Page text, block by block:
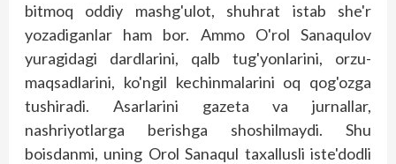
bitmoq oddiy mashg'ulot, shuhrat istab she'r
yozadiganlar ham bor. Ammo O'rol Sanaqulov
yuragidagi dardlarini, qalb tug'yonlarini, orzu-
maqsadlarini, ko'ngil kechinmalarini oq qog'ozga
tushiradi. Asarlarini gazeta va jurnallar,
nashriyotlarga berishga shoshilmaydi. Shu
boisdanmi, uning Orol Sanaqul taxallusli iste'dodli